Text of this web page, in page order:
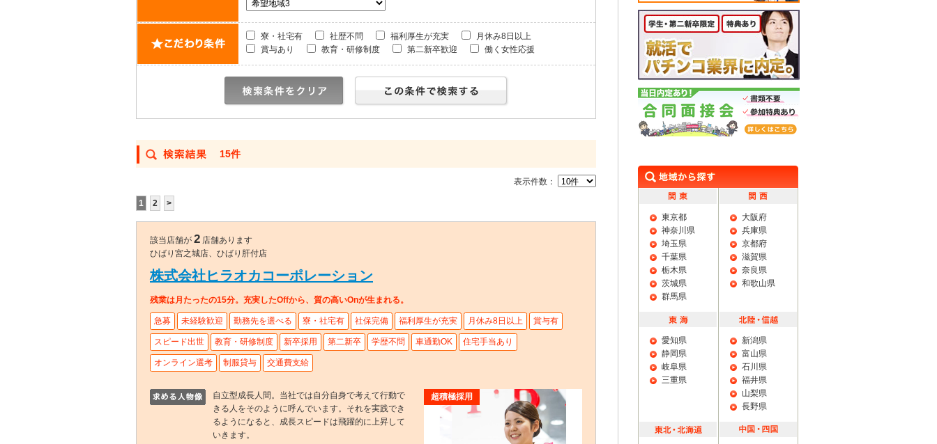
寮・社宅有 社歴不問 福利厚生が充実
月休み8日以上
賞与あり
教育・研修制度 第二新卒歓迎 働く女性応援
15件
表示件数：
1 2 >
該当店舗が 2 店舗あります
ひばり宮之城店、ひばり肝付店
株式会社ヒラオカコーポレーション
残業は月たったの15分。充実したOffから、質の高いOnが生まれる。
急募 未経験歓迎 勤務先を選べる 寮・社宅有 社保完備 福利厚生が充実 月休み8日以上 賞与有
スピード出世 教育・研修制度 新卒採用 第二新卒 学歴不問 車通勤OK 住宅手当あり
オンライン選考 制服貸与 交通費支給
自立型成長人間。当社では自分自身で考えて行動で
きる人をそのように呼んでいます。それを実践でき
るようになると、成長スピードは飛躍的に上昇して
いきます。
超積極採用
求人条件や採用についてのご質問 相談窓口
詳しくはこちら
学生限定 特典あり 就活でパチンコ業界に
内定。
東京都
神奈川県
埼玉県
千葉県
栃木県
茨城県
群馬県
大阪府
兵庫県
京都府
滋賀県
奈良県
和歌山県
愛知県
静岡県
岐阜県
三重県
新潟県
富山県
石川県
福井県
山梨県
長野県